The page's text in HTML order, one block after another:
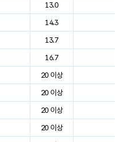
13.0
14.3
13.7
16.7
20 이상
20 이상
20 이상
20 이상